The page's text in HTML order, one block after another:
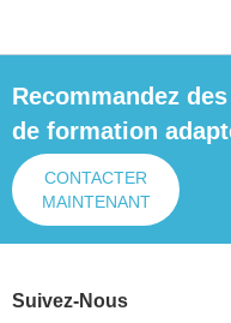
Recommandez
de formation
CONTACTER
MAINTENANT
Suivez-Nous